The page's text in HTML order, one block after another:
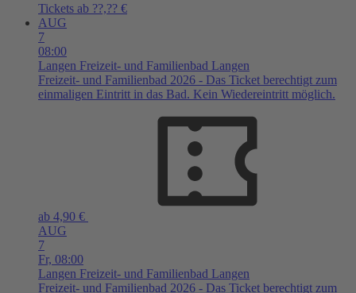
Tickets ab ??,?? €
AUG
7
08:00
Langen Freizeit- und Familienbad Langen
Freizeit- und Familienbad 2026 - Das Ticket berechtigt zum
einmaligen Eintritt in das Bad. Kein Wiedereintritt möglich.
ab 4,90 €
AUG
7
Fr, 08:00
Langen Freizeit- und Familienbad Langen
Freizeit- und Familienbad 2026 - Das Ticket berechtigt zum